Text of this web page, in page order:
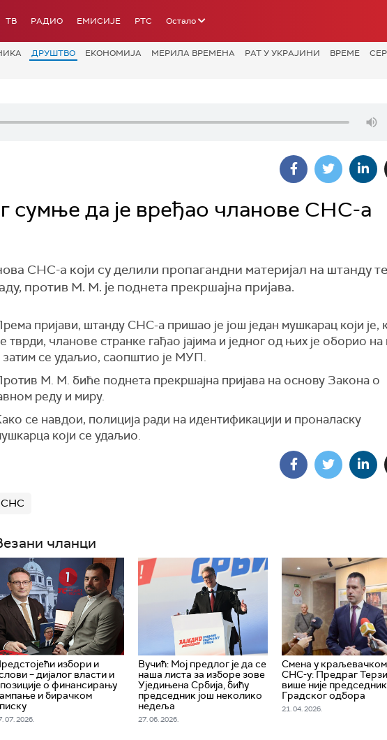
ТВ РАДИО ЕМИСИЈЕ РТС Остало
ДРУШТВО ЕКОНОМИЈА МЕРИЛА ВРЕМЕНА РАТ У УКРАЈИНИ ВРЕМЕ
сумње да је вређао чланове СНС-а
СНС-а који су делили пропагандни материјал на штанду те
против М. М. је поднета прекршајна пријава.
пријави, штанду СНС-а пришао је још један мушкарац који је,
тврди, чланове странке гађао јајима и једног од њих је оборио на
затим се удаљио, саопштио је МУП.
М. М. биће поднета прекршајна пријава на основу Закона о
реду и миру.
се навдои, полиција ради на идентификацији и проналаску
који се удаљио.
СНС
чланци
избори и
– дијалог власти и
о финансирању
и бирачком
07. 2026.
Вучић: Мој предлог је да се
наша листа за изборе зове
Уједињена Србија, бићу
председник још неколико
недеља
27. 06. 2026.
Смена у краљевачком
СНС-у: Предраг
више није председник
Градског одбора
21. 04. 2026.